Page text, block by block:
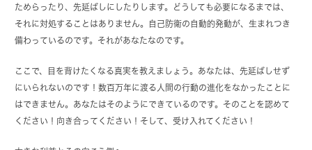
ためらったり、先延ばしにしたりします。どうしても必要になるまでは、
それに対処することはありません。自己防衛の自動的発動が、生まれつき
備わっているのです。それがあなたなのです。
ここで、目を背けたくなる真実を教えましょう。あなたは、先延ばしせず
にいられないのです！数百万年に渡る人間の行動の進化をなかったことに
はできません。あなたはそのようにできているのです。そのことを認めて
ください！向き合ってください！そして、受け入れてください！